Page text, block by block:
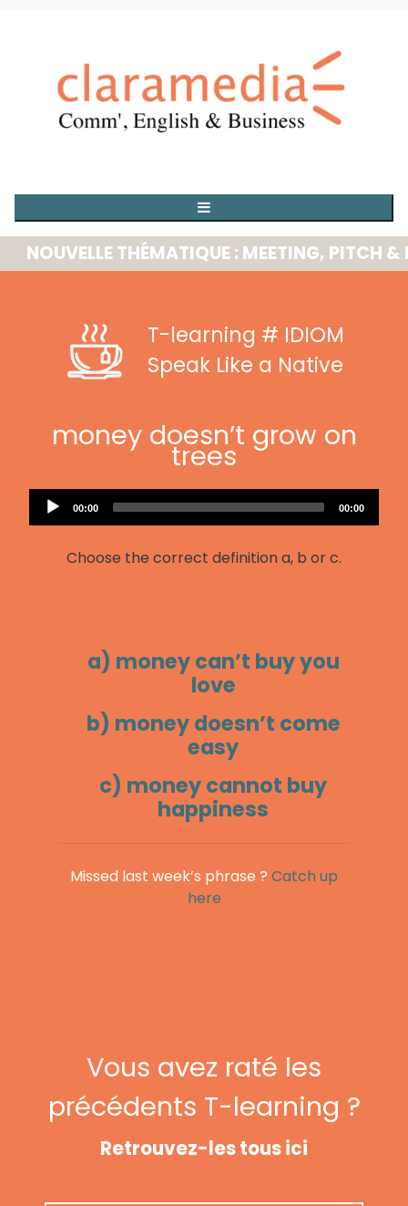
THÉMATIQUE : MEETING, PITCH &
T-learning # IDIOM
Speak Like a Native
money doesn’t grow on
trees
Audio
Player
Current
00:00
Total
00:00
Choose the correct definition a, b or c.
a) money can’t buy you
love
b) money doesn’t come
easy
c) money cannot buy
happiness
Missed last week’s phrase ? Catch up
here
Vous avez raté les
précédents T-learning ?
Retrouvez-les tous ici